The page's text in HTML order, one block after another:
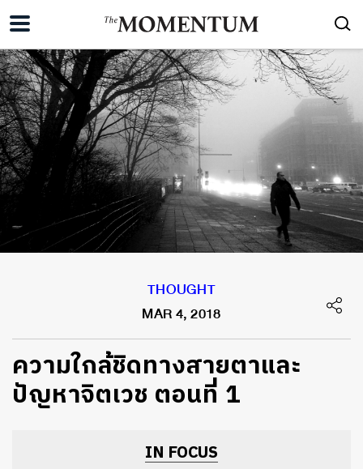
THOUGHT
MAR 4, 2018
ความใกล้ชิดทางสายตาและ
ปัญหาจิตเวช ตอนที่ 1
IN FOCUS